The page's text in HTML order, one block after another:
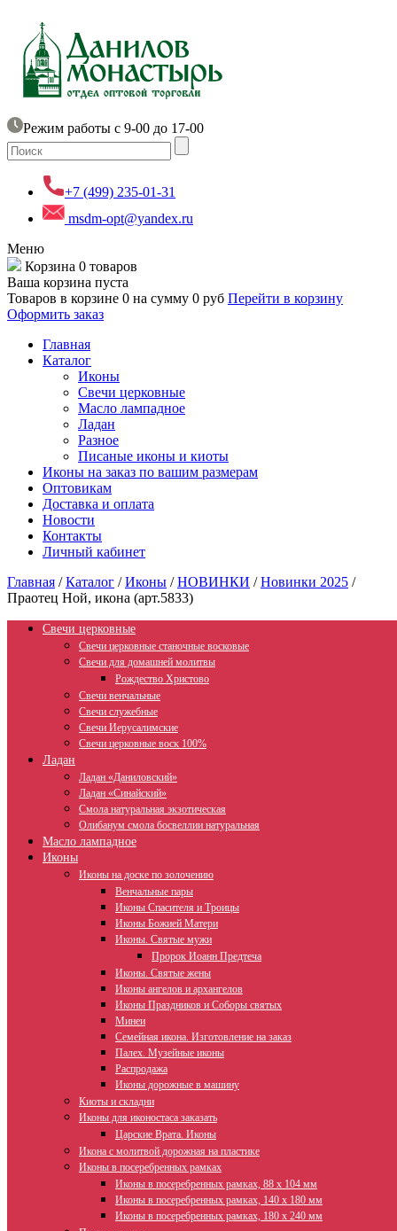
Режим работы с 9-00 до 17-00
+7 (499) 235-01-31
msdm-opt@yandex.ru
Меню
Корзина 0 товаров
Ваша корзина пуста
Товаров в корзине 0 на сумму 0 руб Перейти в корзину
Оформить заказ
Главная
Каталог
Иконы
Свечи церковные
Масло лампадное
Ладан
Разное
Писаные иконы и киоты
Иконы на заказ по вашим размерам
Оптовикам
Доставка и оплата
Новости
Контакты
Личный кабинет
Главная /Каталог /Иконы /НОВИНКИ /Новинки 2025 /
Праотец Ной, икона (арт.5833)
Свечи церковные
Свечи церковные станочные восковые
Свечи для домашней молитвы
Рождество Христово
Свечи венчальные
Свечи служебные
Свечи Иерусалимские
Свечи церковные воск 100%
Ладан
Ладан «Даниловский»
Ладан «Синайский»
Смола натуральная экзотическая
Олибанум смола босвеллии натуральная
Масло лампадное
Иконы
Иконы на доске по золочению
Венчальные пары
Иконы Спасителя и Троицы
Иконы Божией Матери
Иконы. Святые мужи
Пророк Иоанн Предтеча
Иконы. Святые жены
Иконы ангелов и архангелов
Иконы Праздников и Соборы святых
Минеи
Семейная икона. Изготовление на заказ
Палех. Музейные иконы
Распродажа
Иконы дорожные в машину
Киоты и складни
Иконы для иконостаса заказать
Царские Врата. Иконы
Икона с молитвой дорожная на пластике
Иконы в посеребренных рамках
Иконы в посеребренных рамках, 88 х 104 мм
Иконы в посеребренных рамках, 140 х 180 мм
Иконы в посеребренных рамках, 180 х 240 мм